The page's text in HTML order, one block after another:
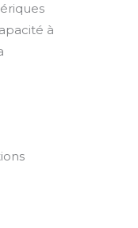
à